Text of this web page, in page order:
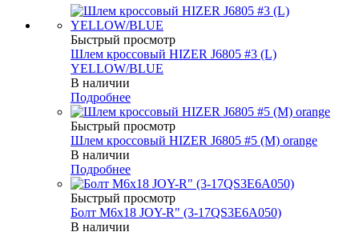
Быстрый просмотр
Шлем кроссовый HIZER J6805 #3 (L)
YELLOW/BLUE
В наличии
Подробнее
Быстрый просмотр
Шлем кроссовый HIZER J6805 #5 (M) orange
В наличии
Подробнее
Быстрый просмотр
Болт М6х18 JOY-R" (3-17QS3E6A050)
В наличии